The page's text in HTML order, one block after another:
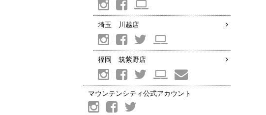
埼玉 川越店
福岡 筑紫野店
マウンテンシティ公式アカウント